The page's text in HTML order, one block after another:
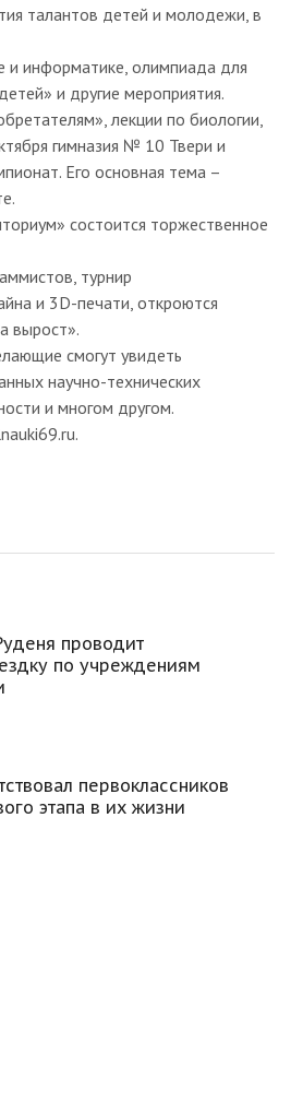
талантов детей и молодежи, в
и информатике, олимпиада для
и другие мероприятия.
лекции по биологии,
гимназия № 10 Твери и
Его основная тема –
состоится торжественное
турнир
и 3D-печати, откроются
вырост».
смогут увидеть
научно-технических
и многом другом.
проводит
по учреждениям
первоклассников
этапа в их жизни